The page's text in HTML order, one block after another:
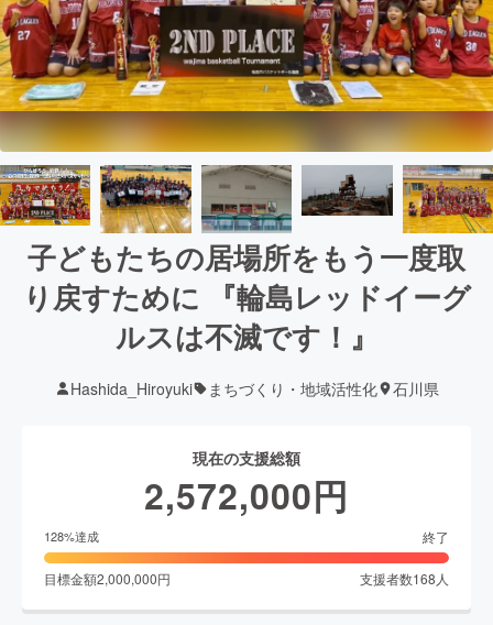
子どもたちの居場所をもう一度取
り戻すために 『輪島レッドイーグ
ルスは不滅です！』
Hashida_Hiroyuki まちづくり・地域活性化 石川県
現在の支援総額
2,572,000円
128%達成 終了
目標金額2,000,000円 支援者数168 人